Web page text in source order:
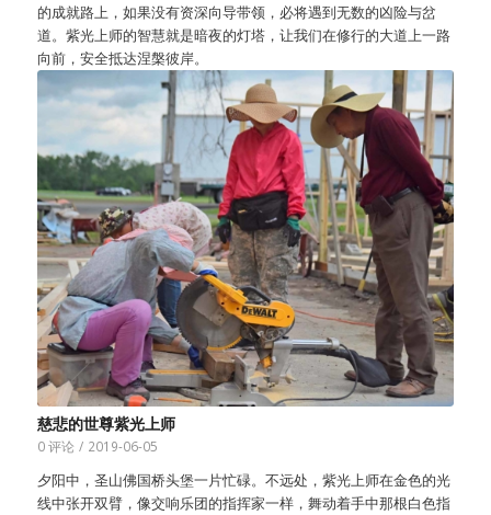
的成就路上，如果没有资深向导带领，必将遇到无数的凶险与岔
道。紫光上师的智慧就是暗夜的灯塔，让我们在修行的大道上一路
向前，安全抵达涅槃彼岸。
慈悲的世尊紫光上师
0 评论 / 2019-06-05
夕阳中，圣山佛国桥头堡一片忙碌。不远处，紫光上师在金色的光
线中张开双臂，像交响乐团的指挥家一样，舞动着手中那根白色指